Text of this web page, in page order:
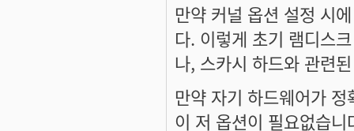
만약 커널 옵션 설정 시
다. 이렇게 초기 램디스
나, 스카시 하드와 관련
만약 자기 하드웨어가
이 저 옵션이 필요없습니